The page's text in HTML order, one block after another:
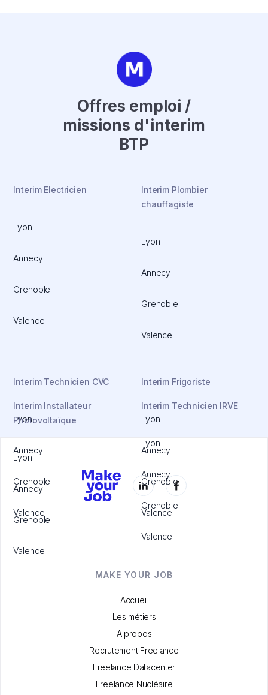
Offres emploi /
missions d'interim
BTP
Interim Electricien
Lyon
Annecy
Grenoble
Valence
Interim Plombier
chauffagiste
Lyon
Annecy
Grenoble
Valence
Interim Technicien CVC
Lyon
Annecy
Grenoble
Valence
Interim Frigoriste
Lyon
Annecy
Grenoble
Valence
Interim Installateur
Photovoltaïque
Lyon
Annecy
Grenoble
Valence
Interim Technicien IRVE
Lyon
Annecy
Grenoble
Valence
MAKE YOUR JOB
Accueil
Les métiers
A propos
Recrutement Freelance
Freelance Datacenter
Freelance Nucléaire